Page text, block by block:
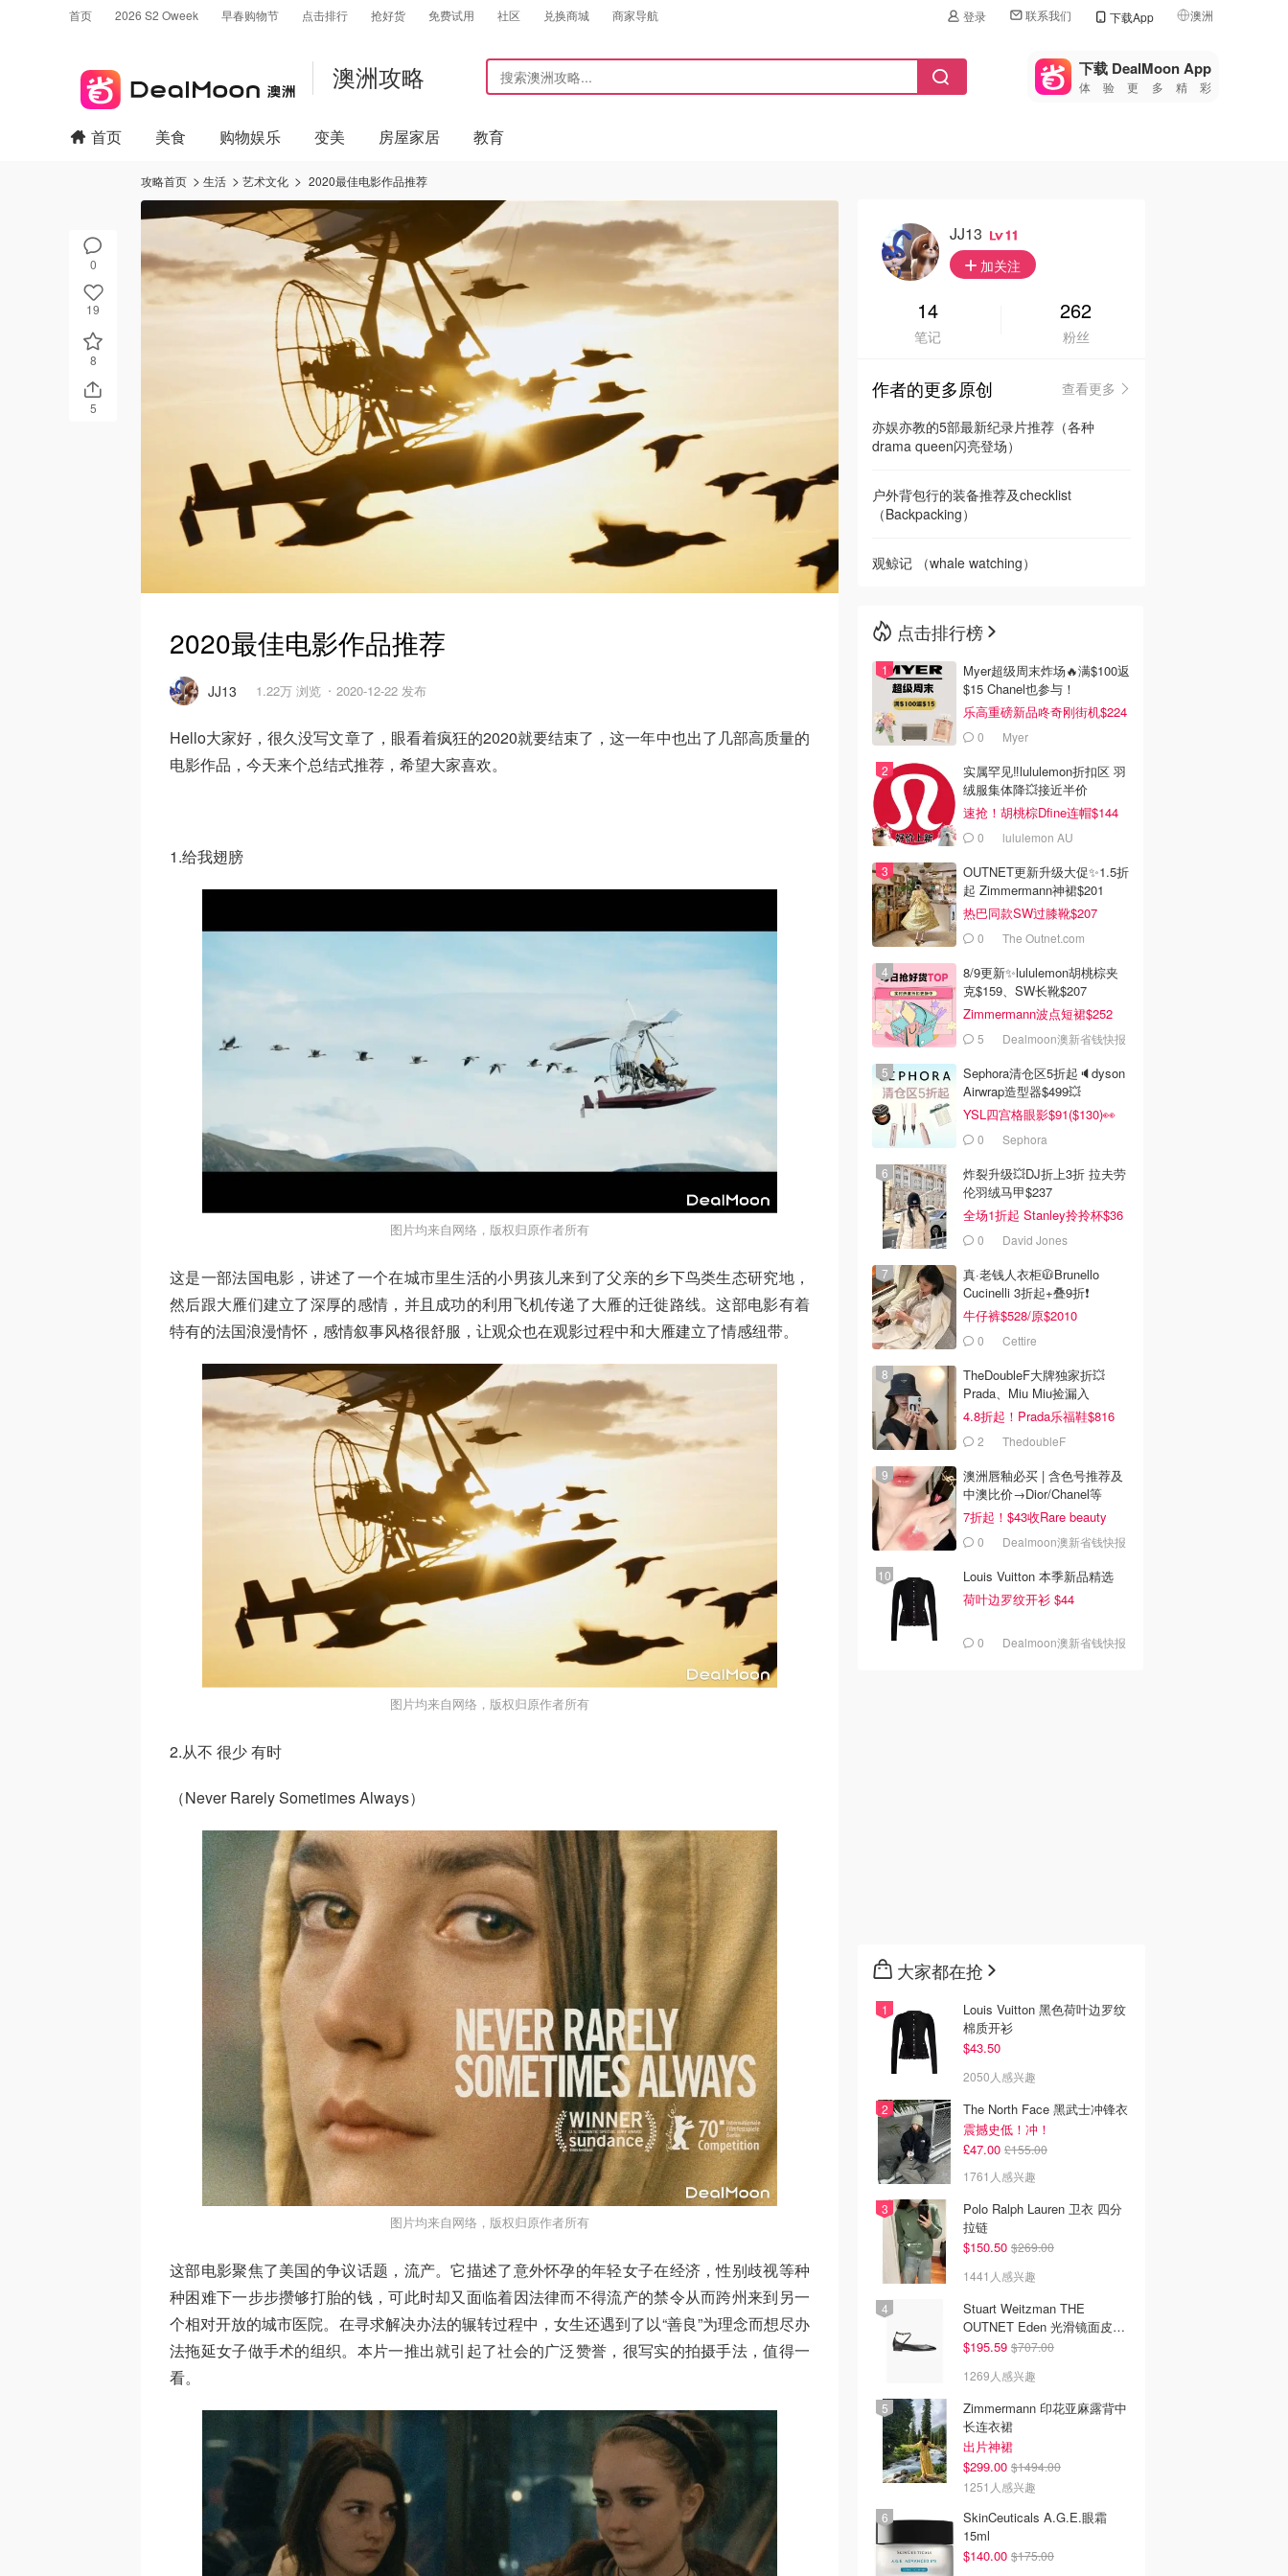
首页 2026 S2 Oweek 早春购物节 点击排行 抢好货 免费试用 社区 兑换商城 商家导航 登录 联系我们 下载App 澳洲
🇺🇸
🇨🇳 中国
🇮🇹
🇦🇺
🇳🇿新西兰
澳洲攻略 下载 DealMoon App
体验更多精彩
0
19
8
5
首页 美食 购物娱乐 变美 房屋家居 教育
攻略首页 生活 艺术文化 2020最佳电影作品推荐
2020最佳电影作品推荐
JJ13 1.22万 浏览 2020-12-22 发布
Hello大家好，很久没写文章了，眼看着疯狂的2020就要结束了，这一年中也出了几部高质量的
电影作品，今天来个总结式推荐，希望大家喜欢。
1.给我翅膀
图片均来自网络，版权归原作者所有
这是一部法国电影，讲述了一个在城市里生活的小男孩儿来到了父亲的乡下鸟类生态研究地，
然后跟大雁们建立了深厚的感情，并且成功的利用飞机传递了大雁的迁徙路线。这部电影有着
特有的法国浪漫情怀，感情叙事风格很舒服，让观众也在观影过程中和大雁建立了情感纽带。
图片均来自网络，版权归原作者所有
2.从不 很少 有时
（Never Rarely Sometimes Always）
图片均来自网络，版权归原作者所有
这部电影聚焦了美国的争议话题，流产。它描述了意外怀孕的年轻女子在经济，性别歧视等种
种困难下一步步攒够打胎的钱，可此时却又面临着因法律而不得流产的禁令从而跨州来到另一
个相对开放的城市医院。在寻求解决办法的辗转过程中，女生还遇到了以“善良”为理念而想尽办
法拖延女子做手术的组织。本片一推出就引起了社会的广泛赞誉，很写实的拍摄手法，值得一
看。
JJ13 11
加关注
14
笔记
262
粉丝
作者的更多原创
查看更多
亦娱亦教的5部最新纪录片推荐（各种
drama queen闪亮登场）
户外背包行的装备推荐及checklist
（Backpacking）
观鲸记 （whale watching）
点击排行榜
Myer超级周末炸场🔥满$100返
$15 Chanel也参与！
乐高重磅新品咚奇刚街机$224
0 Myer
实属罕见‼️lululemon折扣区 羽
绒服集体降💥接近半价
速抢！胡桃棕Dfine连帽$144
0 lululemon AU
OUTNET更新升级大促✨1.5折
起 Zimmermann神裙$201
热巴同款SW过膝靴$207
0 The Outnet.com
8/9更新✨lululemon胡桃棕夹
克$159、SW长靴$207
Zimmermann波点短裙$252
5 Dealmoon澳新省钱快报
Sephora清仓区5折起🔈dyson
Airwrap造型器$499💥
YSL四宫格眼影$91($130)👀
0 Sephora
炸裂升级💥DJ折上3折 拉夫劳
伦羽绒马甲$237
全场1折起 Stanley拎拎杯$36
0 David Jones
真·老钱人衣柜🧥Brunello
Cucinelli 3折起+叠9折❗️
牛仔裤$528/原$2010
0 Cettire
TheDoubleF大牌独家折💥
Prada、Miu Miu捡漏入
4.8折起！Prada乐福鞋$816
2 ThedoubleF
澳洲唇釉必买 | 含色号推荐及
中澳比价→Dior/Chanel等
7折起！$43收Rare beauty
0 Dealmoon澳新省钱快报
Louis Vuitton 本季新品精选
荷叶边罗纹开衫 $44
0 Dealmoon澳新省钱快报
大家都在抢
Louis Vuitton 黑色荷叶边罗纹
棉质开衫
$43.50
2050人感兴趣
The North Face 黑武士冲锋衣
震撼史低！冲！
£47.00 £155.00
1761人感兴趣
Polo Ralph Lauren 卫衣 四分
拉链
$150.50 $269.00
1441人感兴趣
Stuart Weitzman THE
OUTNET Eden 光滑镜面皮芭
蕾平底鞋
$195.59 $707.00
1269人感兴趣
Zimmermann 印花亚麻露背中
长连衣裙
出片神裙
$299.00 $1494.00
1251人感兴趣
SkinCeuticals A.G.E.眼霜
15ml
$140.00 $175.00